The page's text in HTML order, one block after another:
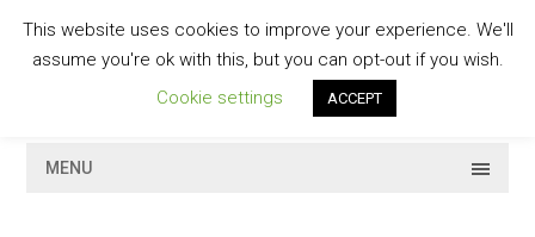
contentGESCHMACKVOLL
MENU
This website uses cookies to improve your experience. We'll
assume you're ok with this, but you can opt-out if you wish.
Cookie settings
ACCEPT